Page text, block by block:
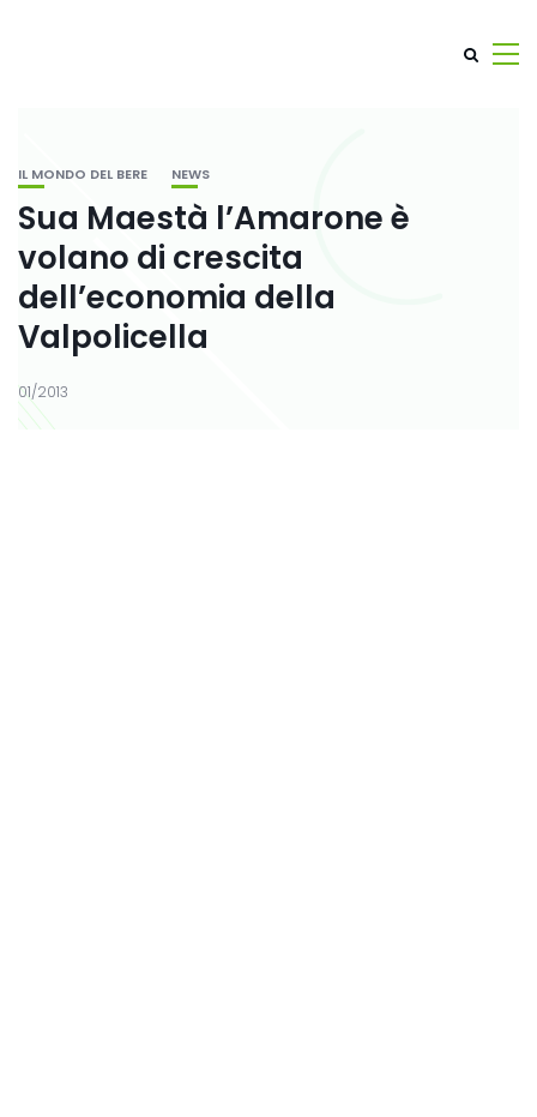
IL MONDO DEL BERE NEWS
Sua Maestà l’Amarone è
volano di crescita
dell’economia della
Valpolicella
01/2013